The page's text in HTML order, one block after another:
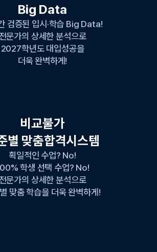
Big Data
검증된 입시·학습 Big Data!
문가의 상세한 분석으로
2027학년도 대입성공을
더욱 완벽하게!
비교불가
별 맞춤합격시스템
획일적인 수업? No!
학생 선택 수업? No!
문가의 상세한 분석으로
맞춤 학습을 더욱 완벽하게!